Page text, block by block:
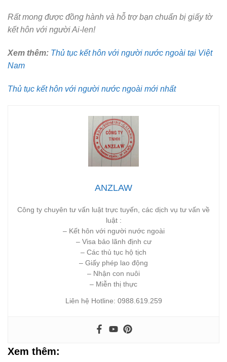
Rất mong được đồng hành và hỗ trợ bạn chuẩn bị giấy tờ
kết hôn với người Ai-len!
Xem thêm: Thủ tục kết hôn với người nước ngoài tại Việt
Nam
Thủ tục kết hôn với người nước ngoài mới nhất
ANZLAW
Công ty chuyên tư vấn luật trực tuyến, các dịch vụ tư vấn về
luật :
– Kết hôn với người nước ngoài
– Visa bảo lãnh định cư
– Các thủ tục hộ tịch
– Giấy phép lao động
– Nhận con nuôi
– Miễn thị thực
Liên hệ Hotline: 0988.619.259
Xem thêm: